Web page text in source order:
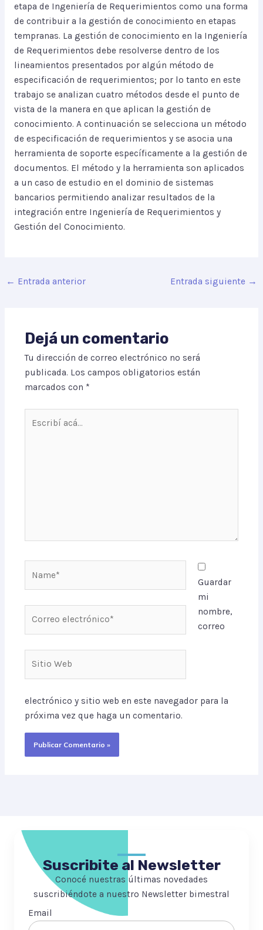
etapa de Ingeniería de Requerimientos como una forma
de contribuir a la gestión de conocimiento en etapas
tempranas. La gestión de conocimiento en la Ingeniería
de Requerimientos debe resolverse dentro de los
lineamientos presentados por algún método de
especificación de requerimientos; por lo tanto en este
trabajo se analizan cuatro métodos desde el punto de
vista de la manera en que aplican la gestión de
conocimiento. A continuación se selecciona un método
de especificación de requerimientos y se asocia una
herramienta de soporte específicamente a la gestión de
documentos. El método y la herramienta son aplicados
a un caso de estudio en el dominio de sistemas
bancarios permitiendo analizar resultados de la
integración entre Ingeniería de Requerimientos y
Gestión del Conocimiento.
← Entrada anterior Entrada siguiente →
Dejá un comentario
Tu dirección de correo electrónico no será
publicada. Los campos obligatorios están
marcados con *
Guardar
mi
nombre,
correo
electrónico y sitio web en este navegador para la
próxima vez que haga un comentario.
Suscribite al Newsletter
Conocé nuestras últimas novedades
suscribiéndote a nuestro Newsletter bimestral
Email